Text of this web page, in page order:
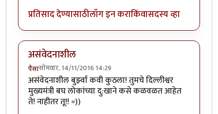
प्रतिसाद देण्यासाठीलॉग इन कराकिंवासदस्य व्हा
असंवेदनाशील
पैसासोमवार, 14/11/2016 14:29
असंवेदनाशील बुर्झ्वा कवी कुठला! तुमचे दिल्लीश्वर
मुख्यमंत्री बघ लोकांच्या दु:खाने कसे कळवळत आहेत
ते! नाहीतर तू!! =))